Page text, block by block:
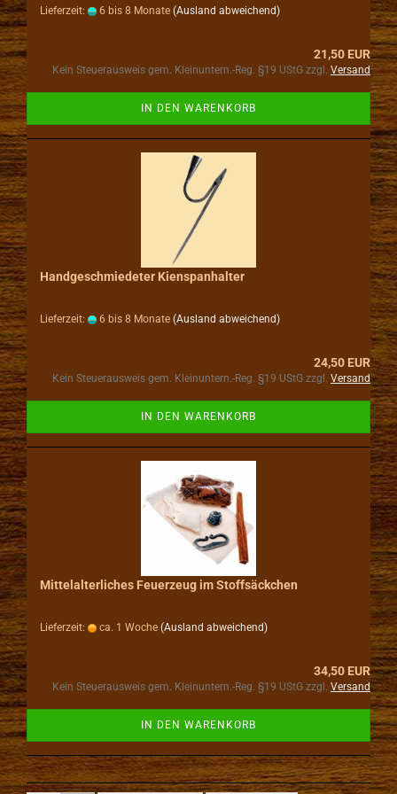
Lieferzeit: 6 bis 8 Monate (Ausland abweichend)
21,50 EUR
Kein Steuerausweis gem. Kleinuntern.-Reg. §19 UStG zzgl. Versand
IN DEN WARENKORB
Handgeschmiedeter Kienspanhalter
Lieferzeit: 6 bis 8 Monate (Ausland abweichend)
24,50 EUR
Kein Steuerausweis gem. Kleinuntern.-Reg. §19 UStG zzgl. Versand
IN DEN WARENKORB
Mittelalterliches Feuerzeug im Stoffsäckchen
Lieferzeit: ca. 1 Woche (Ausland abweichend)
34,50 EUR
Kein Steuerausweis gem. Kleinuntern.-Reg. §19 UStG zzgl. Versand
IN DEN WARENKORB